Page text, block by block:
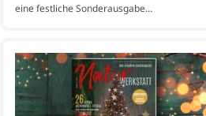
eine festliche Sonderausgabe…